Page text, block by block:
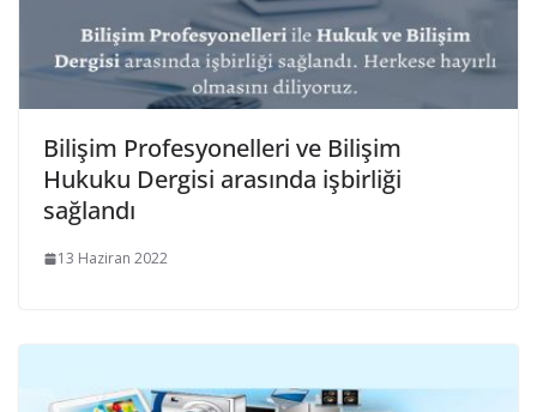
Bilişim Profesyonelleri ve Bilişim
Hukuku Dergisi arasında işbirliği
sağlandı
13 Haziran 2022